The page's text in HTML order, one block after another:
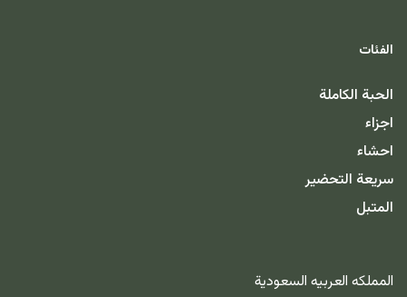
الفئات
الحبة الكاملة
اجزاء
احشاء
سريعة التحضير
المتبل
المملكه العربيه السعودية